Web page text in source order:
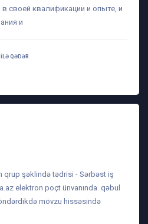
своей квалификации и опыте, и
и
QƏDƏR
qrup şəklində tədrisi - Sərbəst iş
elektron poçt ünvanında qəbul
mövzu hissəsində